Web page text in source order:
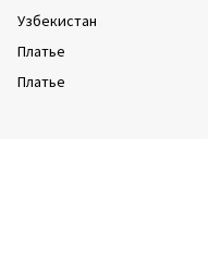
Узбекистан
Платье
Платье